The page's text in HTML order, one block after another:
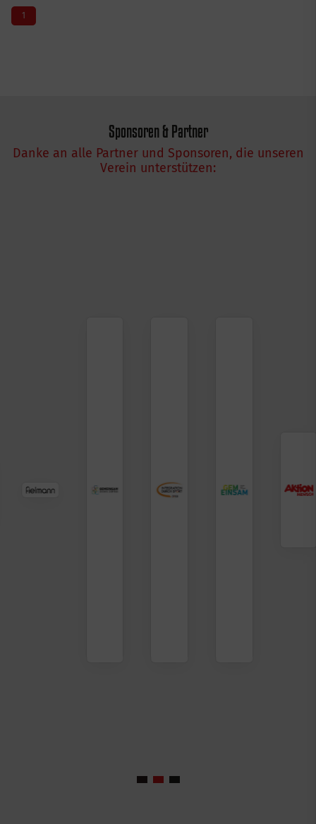
1
Sponsoren & Partner
Danke an alle Partner und Sponsoren, die unseren
Verein unterstützen: